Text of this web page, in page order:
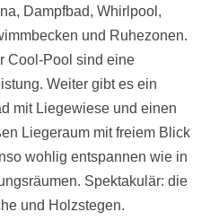
Dampfbad, Whirlpool,
und Ruhezonen.
Cool-Pool sind eine
Weiter gibt es ein
mit Liegewiese und einen
Liegeraum mit freiem Blick
wohlig entspannen wie in
Spektakulär: die
und Holzstegen.